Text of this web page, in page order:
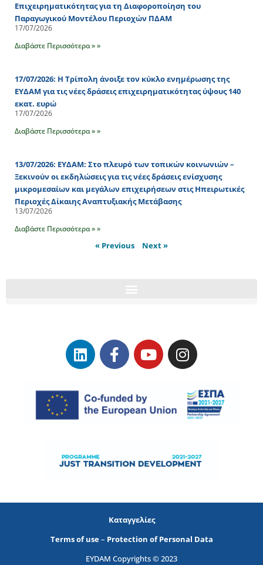
Επιχειρηματικότητας για τη Διαφοροποίηση του
Παραγωγικού Μοντέλου Περιοχών ΠΔΑΜ
17/07/2026
Διαβάστε Περισσότερα » »
17/07/2026: Η Τρίπολη άνοιξε τον κύκλο ενημέρωσης της
ΕΥΔΑΜ για τις νέες δράσεις επιχειρηματικότητας ύψους 140
εκατ. ευρώ
17/07/2026
Διαβάστε Περισσότερα » »
13/07/2026: ΕΥΔΑΜ: Στο πλευρό των τοπικών κοινωνιών –
Ξεκινούν οι εκδηλώσεις για τις νέες δράσεις ενίσχυσης
μικρομεσαίων και μεγάλων επιχειρήσεων στις Ηπειρωτικές
Περιοχές Δίκαιης Αναπτυξιακής Μετάβασης
13/07/2026
Διαβάστε Περισσότερα » »
« Previous Next »
Καταγγελίες
Terms of use– Protection of Personal Data
EYDAM Copyrights © 2023